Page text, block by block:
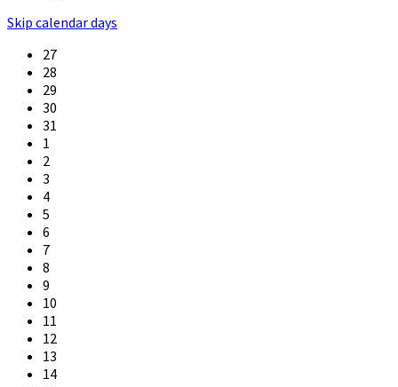
Skip calendar days
27
28
29
30
31
1
2
3
4
5
6
7
8
9
10
11
12
13
14